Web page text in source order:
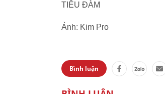
TIÊU ĐÀM
Ảnh: Kim Pro
Bình luận